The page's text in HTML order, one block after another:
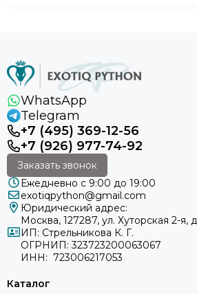
WhatsApp
Telegram
+7 (495) 369-12-56
+7 (926) 977-74-92
Заказать звонок
Ежедневно с 9:00 до 19:00
exotiqpython@gmail.com
Юридический адрес:
Москва, 127287, ул. Хуторская 2-я,
ИП: Стрельникова К. Г.
ОГРНИП: 323723200063067
ИНН: 723006217053
Каталог